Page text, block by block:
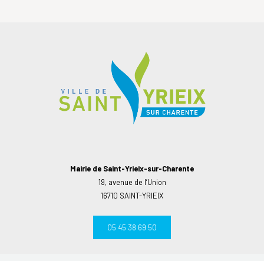
Mairie de Saint-Yrieix-sur-Charente
19, avenue de l’Union
16710 SAINT-YRIEIX
05 45 38 69 50